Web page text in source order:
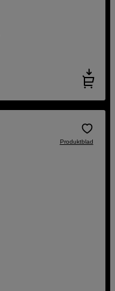
Produktblad